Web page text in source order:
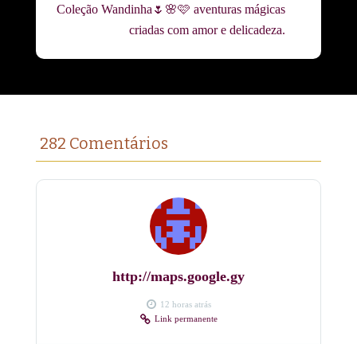
Coleção Wandinha🌷🌸🩷 aventuras mágicas
criadas com amor e delicadeza.
282 Comentários
http://maps.google.gy
12 horas atrás
Link permanente